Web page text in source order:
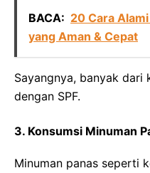
BACA: 20 Cara
yang Aman & Cepat
Sayangnya, banyak
dengan SPF.
3. Konsumsi Minuman
Minuman panas seperti